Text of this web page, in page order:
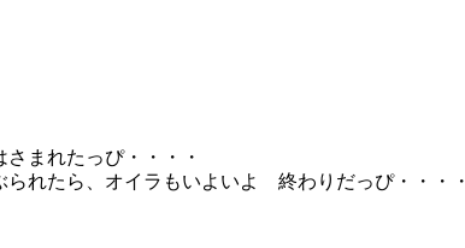
さまれたっぴ・・・・
られたら、オイラもいよいよ 終わりだっぴ・・・・